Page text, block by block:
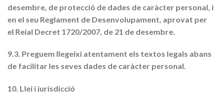
desembre, de protecció de dades de caràcter personal, i
en el seu Reglament de Desenvolupament, aprovat per
el Reial Decret 1720/2007, de 21 de desembre.
9.3. Preguem llegeixi atentament els textos legals abans
de facilitar les seves dades de caràcter personal.
10. Llei i jurisdicció